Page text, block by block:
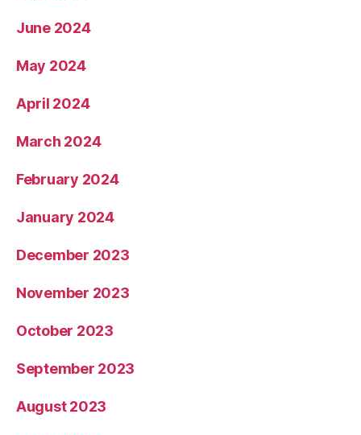
June 2024
May 2024
April 2024
March 2024
February 2024
January 2024
December 2023
November 2023
October 2023
September 2023
August 2023